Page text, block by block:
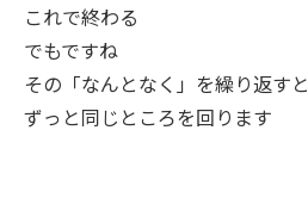
これで終わる
でもですね
その「なんとなく」を繰り返すと
ずっと同じところを回ります